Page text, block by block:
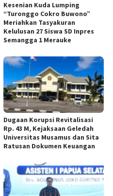
Kesenian Kuda Lumping
“Turonggo Cokro Buwono”
Meriahkan Tasyakuran
Kelulusan 27 Siswa SD Inpres
Semangga 1 Merauke
Dugaan Korupsi Revitalisasi
Rp. 43 M, Kejaksaan Geledah
Universitas Musamus dan Sita
Ratusan Dokumen Keuangan